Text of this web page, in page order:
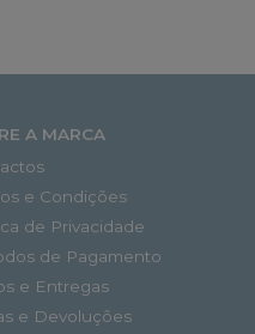
A MARCA
e Condições
de Privacidade
de Pagamento
e Entregas
e Devoluções